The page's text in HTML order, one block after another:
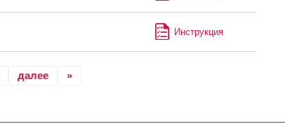
Инструкция
далее »